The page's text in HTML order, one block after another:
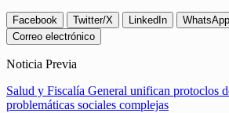
Facebook Twitter/X LinkedIn WhatsApp
Correo electrónico
Noticia Previa
Salud y Fiscalía General unifican protoclos
problemáticas sociales complejas